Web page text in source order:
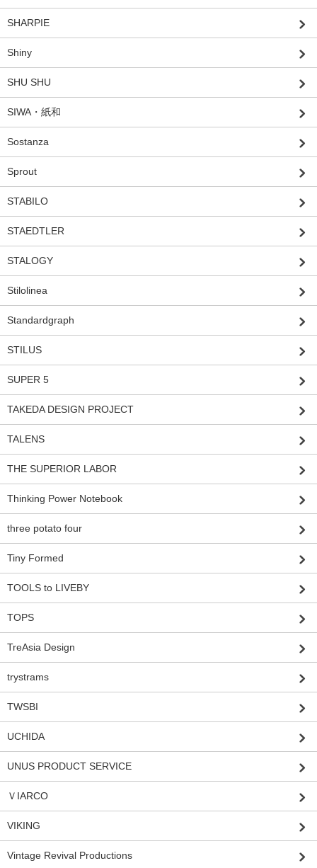
SHARPIE
Shiny
SHU SHU
SIWA・紙和
Sostanza
Sprout
STABILO
STAEDTLER
STALOGY
Stilolinea
Standardgraph
STILUS
SUPER 5
TAKEDA DESIGN PROJECT
TALENS
THE SUPERIOR LABOR
Thinking Power Notebook
three potato four
Tiny Formed
TOOLS to LIVEBY
TOPS
TreAsia Design
trystrams
TWSBI
UCHIDA
UNUS PRODUCT SERVICE
ＶIARCO
VIKING
Vintage Revival Productions